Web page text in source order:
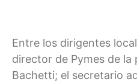
Entre los dirigentes
director de Pymes de la
Bachetti; el secretario